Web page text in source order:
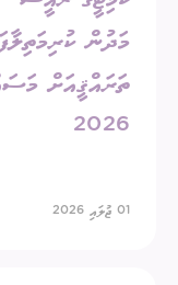
މަދުން
ތަރައްޤީއަށް
2026
01 ޖުލައި 2026